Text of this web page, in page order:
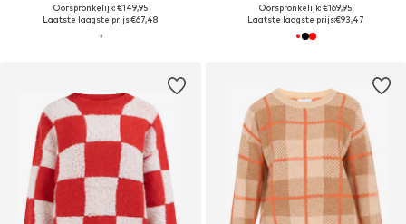
Oorspronkelijk: €149,95
Laatste laagste prijs:€67,48
Oorspronkelijk: €169,95
Laatste laagste prijs:€93,47